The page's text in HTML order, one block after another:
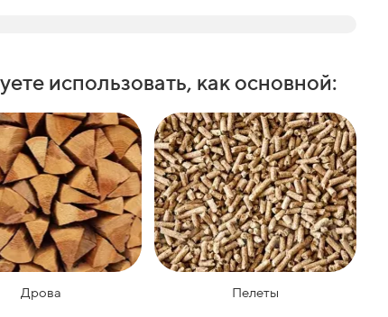
использовать, как основной:
Дрова Пелеты